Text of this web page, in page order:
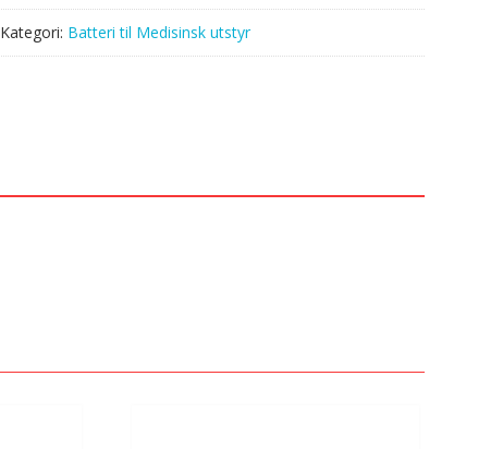
Kategori: Batteri til Medisinsk utstyr